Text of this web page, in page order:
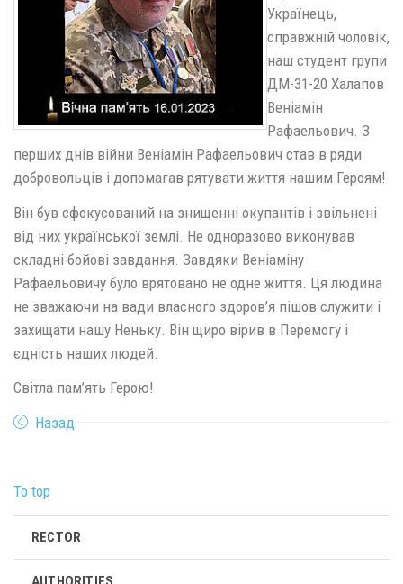
Українець,
справжній чоловік,
наш студент групи
ДМ-31-20 Халапов
Веніамін
Рафаельович. З
перших днів війни Веніамін Рафаельович став в ряди
добровольців і допомагав рятувати життя нашим Героям!
Він був сфокусований на знищенні окупантів і звільнені
від них української землі. Не одноразово виконував
складні бойові завдання. Завдяки Веніаміну
Рафаельовичу було врятовано не одне життя. Ця людина
не зважаючи на вади власного здоров’я пішов служити і
захищати нашу Неньку. Він щиро вірив в Перемогу і
єдність наших людей.
Світла пам’ять Герою!
Назад
To top
RECTOR